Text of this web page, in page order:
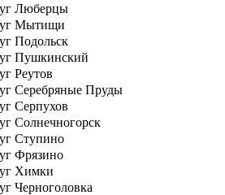
Люберцы
Мытищи
Подольск
Пушкинский
Реутов
Серебряные Пруды
Серпухов
Солнечногорск
Ступино
Фрязино
Химки
Черноголовка